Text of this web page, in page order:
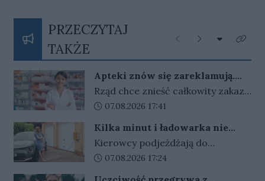
PRZECZYTAJ
TAKŻE
Poprzednie
Następne
Rozwiń
Kliknij
Apteki znów się zareklamują.
Ale nie bez ograniczeń
Rząd chce znieść całkowity zakaz
reklamy aptek. Nadal jednak
lojalnościowe, presja zakupowa i
udział dzieci.
Data dodania artykułu:
07.08.2026 17:41
Kilka minut i ładowarka nie
działa. Złodzieje znaleźli sposób
na szybki zarobek kosztem
kierowców
Kierowcy podjeżdżają do
ładowarek i zamiast przewodów
Data dodania artykułu:
07.08.2026 17:24